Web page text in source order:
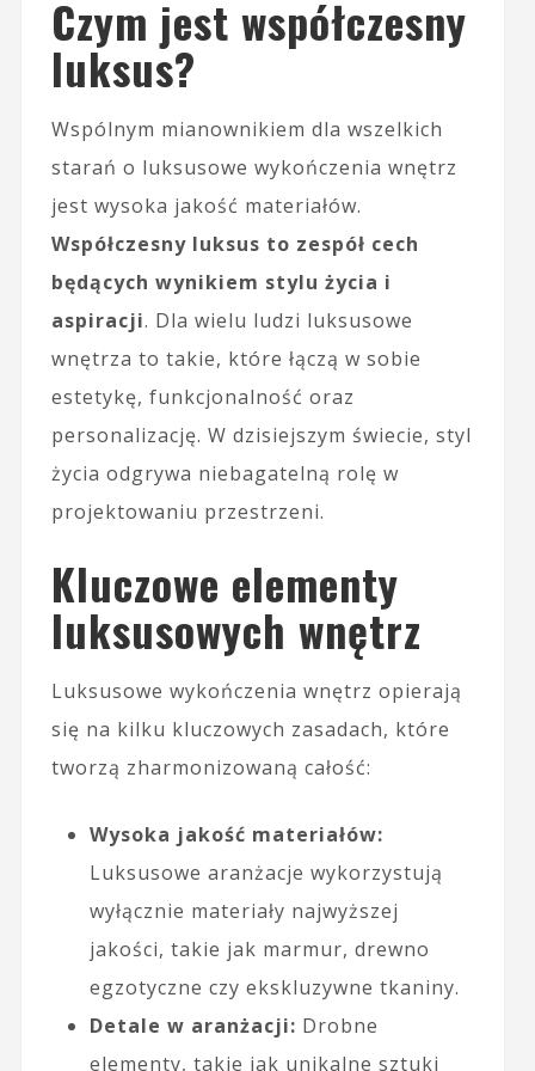
Czym jest współczesny
luksus?
Wspólnym mianownikiem dla wszelkich
starań o luksusowe wykończenia wnętrz
jest wysoka jakość materiałów.
Współczesny luksus to zespół cech
będących wynikiem stylu życia i
aspiracji. Dla wielu ludzi luksusowe
wnętrza to takie, które łączą w sobie
estetykę, funkcjonalność oraz
personalizację. W dzisiejszym świecie, styl
życia odgrywa niebagatelną rolę w
projektowaniu przestrzeni.
Kluczowe elementy
luksusowych wnętrz
Luksusowe wykończenia wnętrz opierają
się na kilku kluczowych zasadach, które
tworzą zharmonizowaną całość:
Wysoka jakość materiałów:
Luksusowe aranżacje wykorzystują
wyłącznie materiały najwyższej
jakości, takie jak marmur, drewno
egzotyczne czy ekskluzywne tkaniny.
Detale w aranżacji: Drobne
elementy, takie jak unikalne sztuki